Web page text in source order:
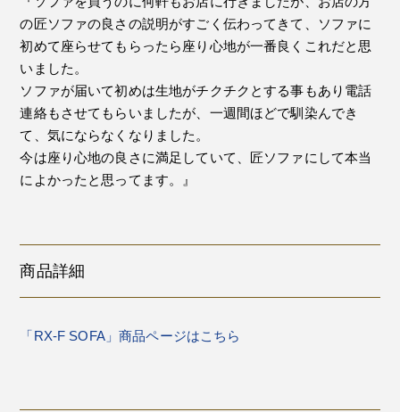
の匠ソファの良さの説明がすごく伝わってきて、ソファに
初めて座らせてもらったら座り心地が一番良くこれだと思
いました。
ソファが届いて初めは生地がチクチクとする事もあり電話
連絡もさせてもらいましたが、一週間ほどで馴染んでき
て、気にならなくなりました。
今は座り心地の良さに満足していて、匠ソファにして本当
によかったと思ってます。』
商品詳細
「RX-F SOFA」商品ページはこちら